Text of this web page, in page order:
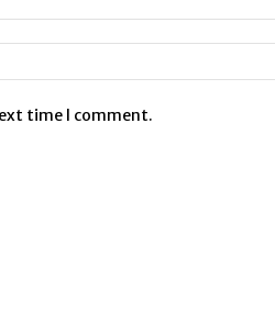
time I comment.